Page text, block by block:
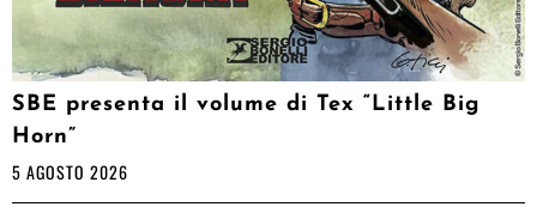
SBE presenta il volume di Tex “Little Big
Horn”
5 AGOSTO 2026